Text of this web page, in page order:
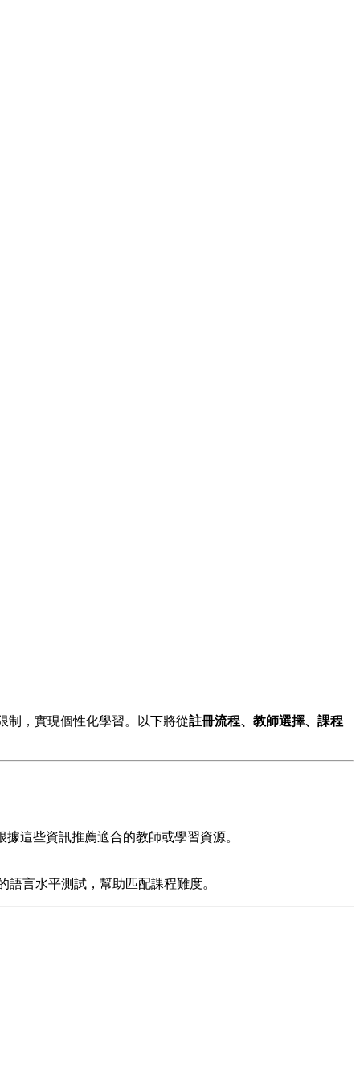
制，實現個性化學習。以下將從註冊流程、教師選擇、課程
這些資訊推薦適合的教師或學習資源。
言水平測試，幫助匹配課程難度。